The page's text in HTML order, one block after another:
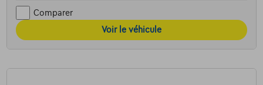
Comparer
Voir le véhicule